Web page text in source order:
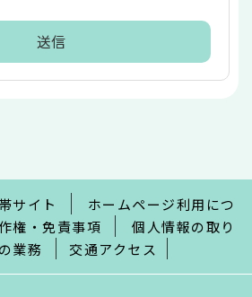
サイト
ホームページ利用につ
権・免責事項
個人情報の取り
業務 交通アクセス